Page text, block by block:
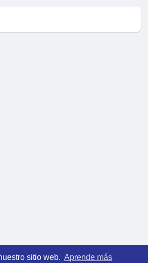
sitio web. Aprende más